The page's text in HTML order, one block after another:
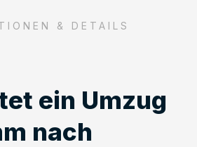
& DETAILS
ein Umzug
nach